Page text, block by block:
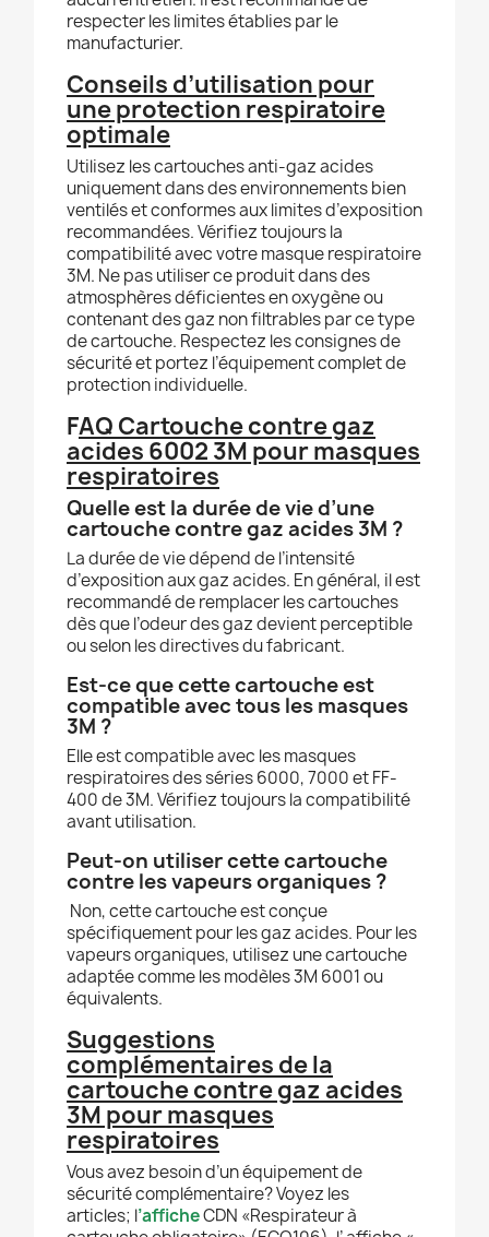
respecter les limites établies par le
manufacturier.
Conseils d’utilisation pour
une protection respiratoire
optimale
Utilisez les cartouches anti-gaz acides
uniquement dans des environnements bien
ventilés et conformes aux limites d’exposition
recommandées. Vérifiez toujours la
compatibilité avec votre masque respiratoire
3M. Ne pas utiliser ce produit dans des
atmosphères déficientes en oxygène ou
contenant des gaz non filtrables par ce type
de cartouche. Respectez les consignes de
sécurité et portez l’équipement complet de
protection individuelle.
FAQ Cartouche contre gaz
acides 6002 3M pour masques
respiratoires
Quelle est la durée de vie d’une
cartouche contre gaz acides 3M ?
La durée de vie dépend de l’intensité
d’exposition aux gaz acides. En général, il est
recommandé de remplacer les cartouches
dès que l’odeur des gaz devient perceptible
ou selon les directives du fabricant.
Est-ce que cette cartouche est
compatible avec tous les masques
3M ?
Elle est compatible avec les masques
respiratoires des séries 6000, 7000 et FF-
400 de 3M. Vérifiez toujours la compatibilité
avant utilisation.
Peut-on utiliser cette cartouche
contre les vapeurs organiques ?
Non, cette cartouche est conçue
spécifiquement pour les gaz acides. Pour les
vapeurs organiques, utilisez une cartouche
adaptée comme les modèles 3M 6001 ou
équivalents.
Suggestions
complémentaires de la
cartouche contre gaz acides
3M pour masques
respiratoires
Vous avez besoin d’un équipement de
sécurité complémentaire? Voyez les
articles; l’afficheCDN «Respirateur à